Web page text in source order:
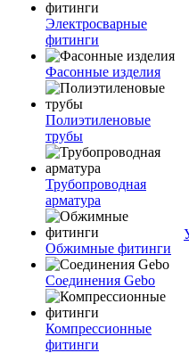
Электросварные
фитинги
Фасонные изделия
Полиэтиленовые
трубы
Трубопроводная
арматура
Обжимные фитинги
Соединения Gebo
Компрессионные
фитинги